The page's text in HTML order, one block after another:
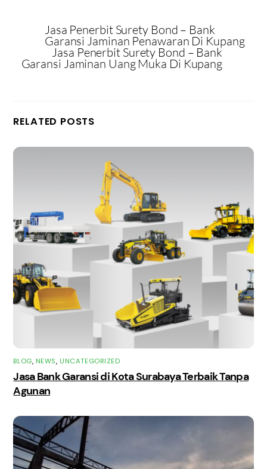
Jasa Penerbit Surety Bond – Bank
Garansi Jaminan Penawaran Di Kupang
Jasa Penerbit Surety Bond – Bank
Garansi Jaminan Uang Muka Di Kupang
RELATED POSTS
BLOG, NEWS, UNCATEGORIZED
Jasa Bank Garansi di Kota Surabaya Terbaik Tanpa
Agunan